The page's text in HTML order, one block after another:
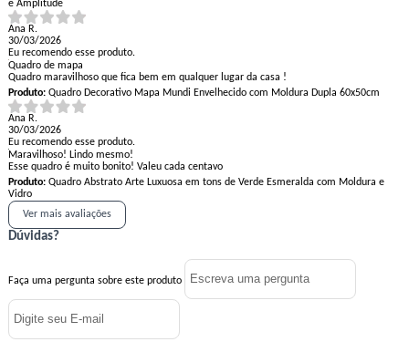
e Amplitude
Ana R.
30/03/2026
Eu recomendo esse produto.
Quadro de mapa
Quadro maravilhoso que fica bem em qualquer lugar da casa !
Produto:Quadro Decorativo Mapa Mundi Envelhecido com Moldura Dupla 60x50cm
Ana R.
30/03/2026
Eu recomendo esse produto.
Maravilhoso! Lindo mesmo!
Esse quadro é muito bonito! Valeu cada centavo
Produto:Quadro Abstrato Arte Luxuosa em tons de Verde Esmeralda com Moldura e
Vidro
Ver mais avaliações
Dúvidas?
Faça uma pergunta sobre este produto